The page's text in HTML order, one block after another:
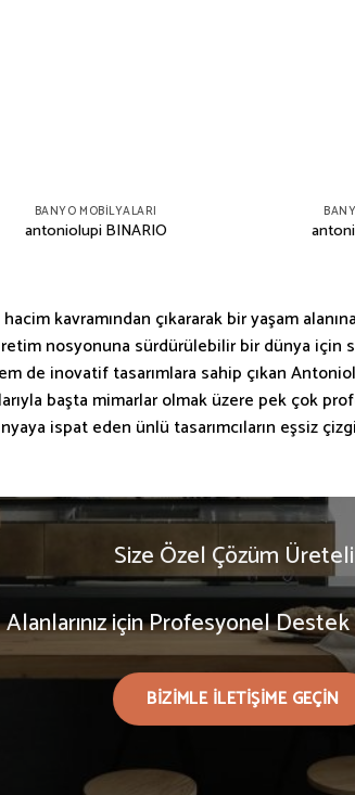
BANYO MOBILYALARI
antoniolupi BINARIO
kavramından çıkararak bir yaşam
nosyonuna sürdürülebilir bir dünya için
de inovatif tasarımlara sahip çıkan
başta mimarlar olmak üzere pek çok
ispat eden ünlü tasarımcıların eşsiz
Size Özel Çözüm
Alanlarınız için Profesyonel
BIZIMLE ILETIŞIME GEÇIN